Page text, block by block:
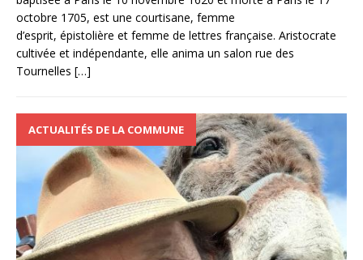
octobre 1705, est une courtisane, femme
d’esprit, épistolière et femme de lettres française. Aristocrate
cultivée et indépendante, elle anima un salon rue des
Tournelles […]
ACTUALITÉS DE LA COMMUNE